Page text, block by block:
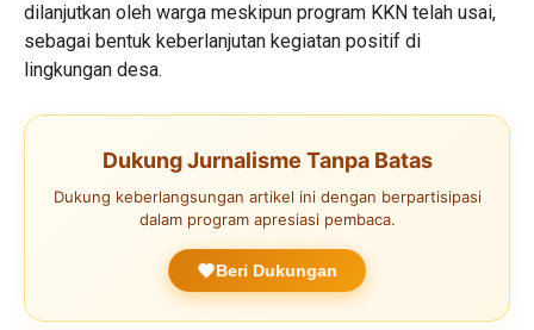
dilanjutkan oleh warga meskipun program KKN telah usai,
sebagai bentuk keberlanjutan kegiatan positif di
lingkungan desa.
Dukung Jurnalisme Tanpa Batas
Dukung keberlangsungan artikel ini dengan berpartisipasi
dalam program apresiasi pembaca.
Beri Dukungan